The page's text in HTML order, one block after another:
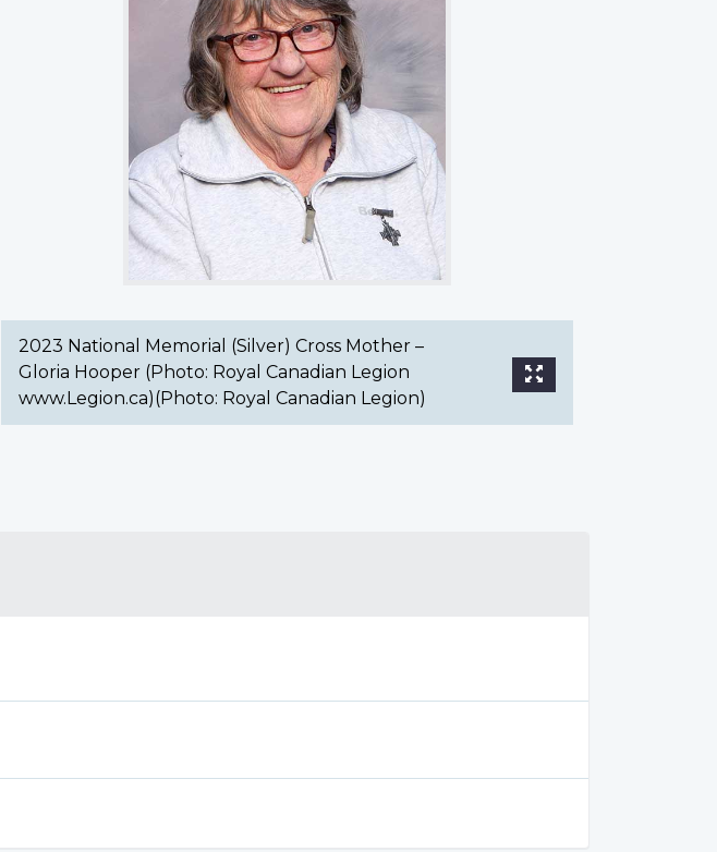
www.Legion.ca)
Legion)
2023 National Memorial (Silver) Cross Mother –
Gloria Hooper (Photo: Royal Canadian Legion
www.Legion.ca)(Photo: Royal Canadian Legion)